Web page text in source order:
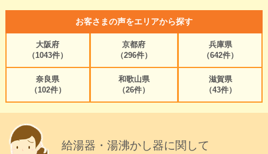
お客さまの声をエリアから探す
大阪府
（1043件）
京都府
（296件）
兵庫県
（642件）
奈良県
（102件）
和歌山県
（26件）
滋賀県
（43件）
給湯器・湯沸かし器に関して